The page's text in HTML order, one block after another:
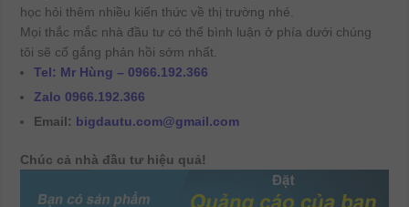
học hỏi thêm nhiều kiến thức về thị trường nhé.
Mọi thắc mắc nhà đầu tư có thể bình luận ở phía dưới chúng
tôi sẽ cố gắng phản hồi sớm nhất.
Tel: Mr Hùng – 0966.192.366
Zalo 0966.192.366
Email: bigdautu.com@gmail.com
Chúc cả nhà đầu tư hiệu quả!